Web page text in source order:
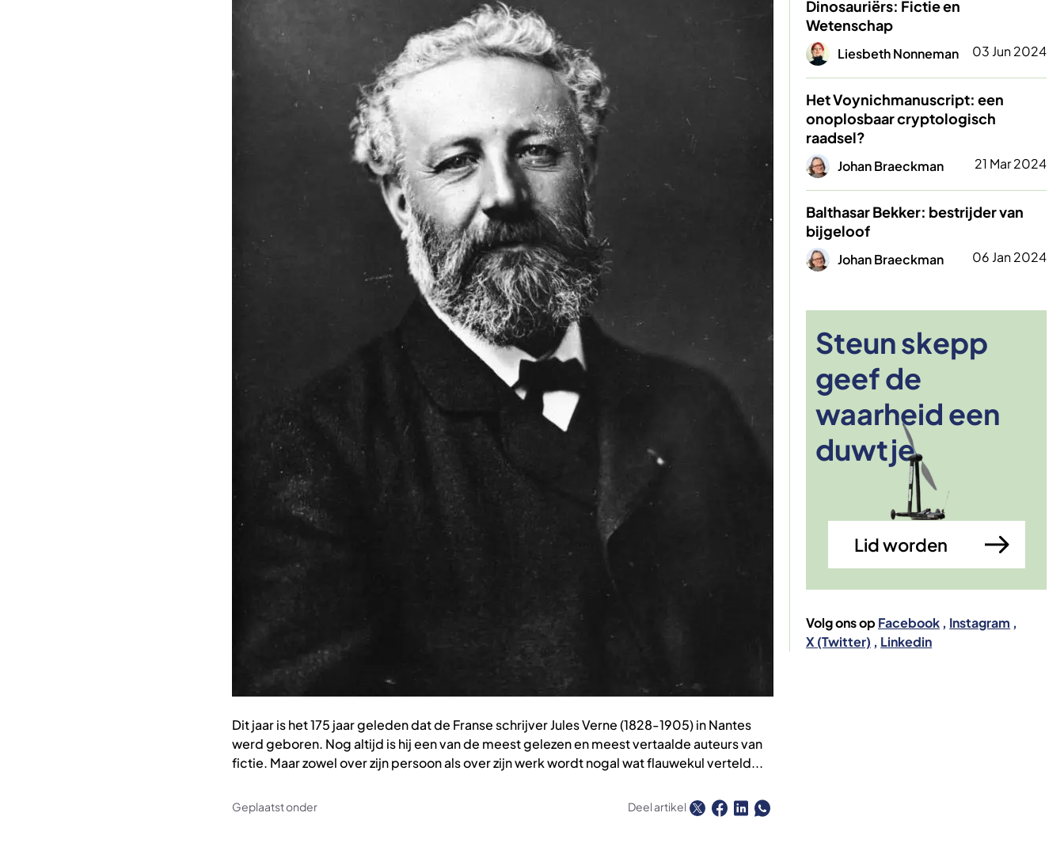
Dit jaar is het 175 jaar geleden dat de Franse schrijver Jules Verne (1828-1905) in Nantes
werd geboren. Nog altijd is hij een van de meest gelezen en meest vertaalde auteurs van
fictie. Maar zowel over zijn persoon als over zijn werk wordt nogal wat flauwekul verteld...
Geplaatst onder Deel artikel
Dinosauriërs: Fictie en
Wetenschap
Afbeelding
Liesbeth Nonneman 03 Jun 2024
Het Voynichmanuscript: een
onoplosbaar cryptologisch
raadsel?
AfbeeldingJohan Braeckman 21 Mar 2024
Balthasar Bekker: bestrijder van
bijgeloof
AfbeeldingJohan Braeckman 06 Jan 2024
Steun skepp
geef de
waarheid een
duwtje
Lid worden
Afbeelding
Volg ons op Facebook
Instagram
X (Twitter)
Linkedin